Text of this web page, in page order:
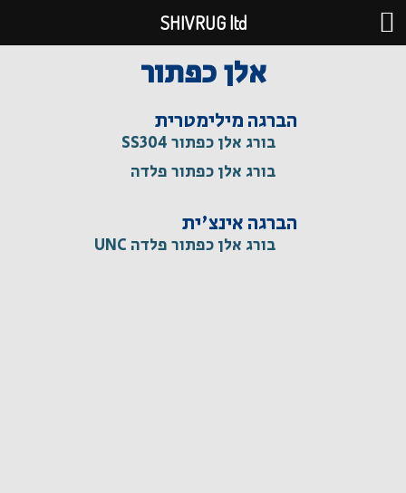
דילוג
לתוכן
אלן כפתור
הברגה מילימטרית
בורג אלן כפתור SS304
בורג אלן כפתור פלדה
הברגה אינצ'ית
בורג אלן כפתור פלדה UNC
SHIVRUG ltd